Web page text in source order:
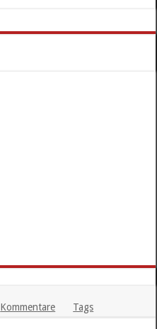
Kommentare Tags